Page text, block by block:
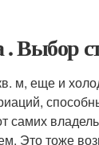
Выбор
м, еще и
самих
Это тоже